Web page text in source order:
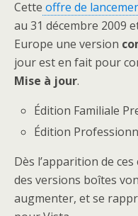
Cette offre de
au 31 décembre 2009
Europe une version
jour est en fait pour
Mise à jour.
Édition Familiale
Édition
Dès l’apparition de
des versions boîtes
augmenter, et se